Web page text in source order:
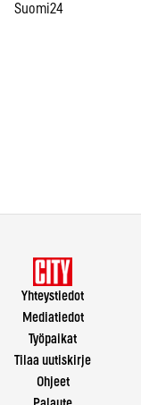
Suomi24
Yhteystiedot
Mediatiedot
Työpaikat
Tilaa uutiskirje
Ohjeet